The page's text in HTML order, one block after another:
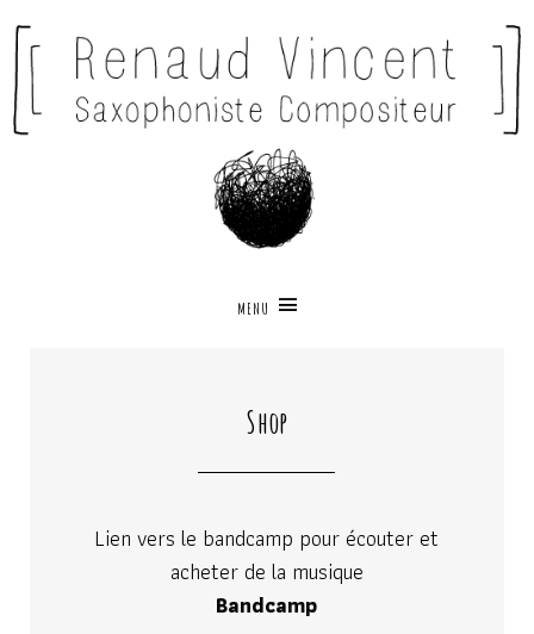
MENU
Shop
Lien vers le bandcamp pour écouter et
acheter de la musique
Bandcamp